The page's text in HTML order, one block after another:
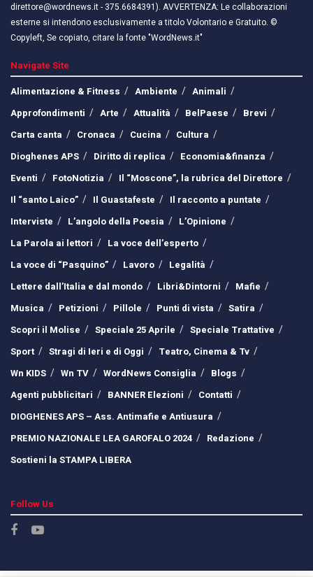
direttore@wordnews.it - ​​375.6684391). AVVERTENZA: Le collaborazioni
esterne si intendono esclusivamente a titolo Volontario e Gratuito. ©
Copyleft, Se copiato, citare la fonte "WordNews.it"
Navigate Site
Alimentazione & Fitness
Ambiente
Animali
Approfondimenti
Arte Attualità BelPaese
Brevi
Carta canta
Cronaca Cucina
Cultura
Dioghenes APS
Diritto di replica
Economia&finanza
Eventi
FotoNotizia
Il “Moscone”, la rubrica del Direttore
Il “santo Laico”
Il Guastafeste
Il racconto a puntate
Interviste
L’angolo della Poesia
L’Opinione
La Parola ai lettori
La voce dell’esperto
La voce di “Pasquino”
Lavoro
Legalità
Lettere dall’Italia e dal mondo
Libri&Dintorni
Mafie
Musica
Petizioni Pillole Punti di vista
Satira
Scopri il Molise
Speciale 25 Aprile
Speciale Trattative
Sport
Stragi di Ieri e di Oggi
Teatro, Cinema & Tv
Wn KIDS
Wn TV WordNews Consiglia
Blogs
Agenti pubblicitari
BANNER Elezioni
Contatti
DIOGHENES APS – Ass. Antimafie e Antiusura
PREMIO NAZIONALE LEA GAROFALO 2024
Redazione
Sostieni la STAMPA LIBERA
Follow Us